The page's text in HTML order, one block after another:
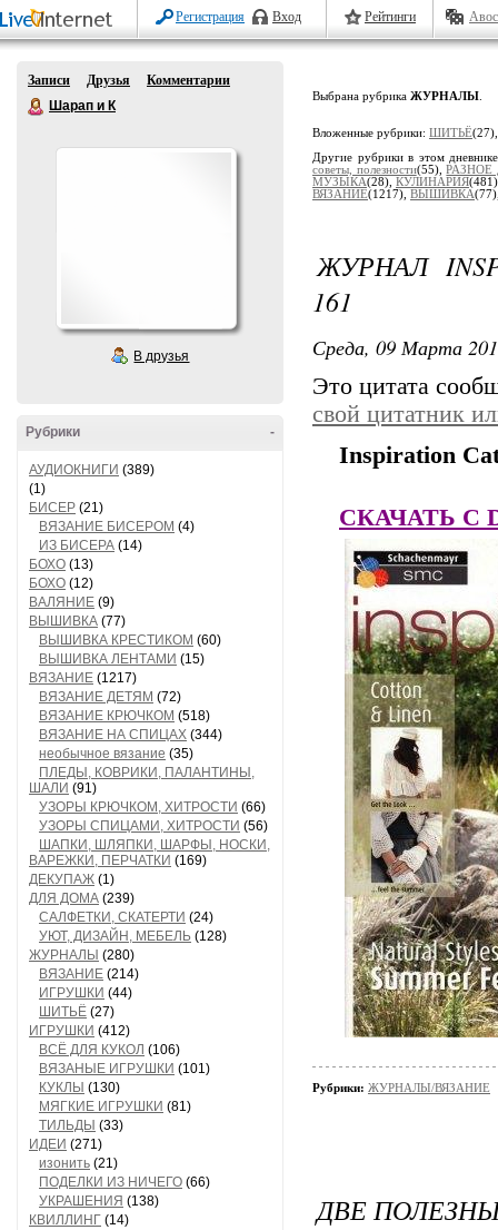
Регистрация Вход Рейтинги
Записи Друзья
Комментарии
Шарап и К
В друзья
-
Рубрики
АУДИОКНИГИ (389)
(1)
БИСЕР (21)
ВЯЗАНИЕ БИСЕРОМ (4)
ИЗ БИСЕРА (14)
БОХО (13)
БОХО (12)
ВАЛЯНИЕ (9)
ВЫШИВКА (77)
ВЫШИВКА КРЕСТИКОМ (60)
ВЫШИВКА ЛЕНТАМИ (15)
ВЯЗАНИЕ (1217)
ВЯЗАНИЕ ДЕТЯМ (72)
ВЯЗАНИЕ КРЮЧКОМ (518)
ВЯЗАНИЕ НА СПИЦАХ (344)
необычное вязание (35)
ПЛЕДЫ, КОВРИКИ, ПАЛАНТИНЫ,
ШАЛИ (91)
УЗОРЫ КРЮЧКОМ, ХИТРОСТИ (66)
УЗОРЫ СПИЦАМИ, ХИТРОСТИ (56)
ШАПКИ, ШЛЯПКИ, ШАРФЫ, НОСКИ,
ВАРЕЖКИ, ПЕРЧАТКИ (169)
ДЕКУПАЖ (1)
ДЛЯ ДОМА (239)
САЛФЕТКИ, СКАТЕРТИ (24)
УЮТ, ДИЗАЙН, МЕБЕЛЬ (128)
ЖУРНАЛЫ (280)
ВЯЗАНИЕ (214)
ИГРУШКИ (44)
ШИТЬЁ (27)
ИГРУШКИ (412)
ВСЁ ДЛЯ КУКОЛ (106)
ВЯЗАНЫЕ ИГРУШКИ (101)
КУКЛЫ (130)
МЯГКИЕ ИГРУШКИ (81)
ТИЛЬДЫ (33)
ИДЕИ (271)
изонить (21)
ПОДЕЛКИ ИЗ НИЧЕГО (66)
УКРАШЕНИЯ (138)
КВИЛЛИНГ (14)
Выбрана рубрика ЖУРНАЛЫ
Вложенные рубрики: ШИТЬЁ
Другие рубрики в этом
советы, полезности(55),
МУЗЫКА(28), КУЛИНАРИЯ
ВЯЗАНИЕ(1217), ВЫШИВКА
ЖУРНАЛ
161
Среда, 09 Марта
Это цитата
свой цитатник
Inspiration
СКАЧАТЬ C
Рубрики: ЖУРНАЛЫ/ВЯЗАНИЕ
ДВЕ